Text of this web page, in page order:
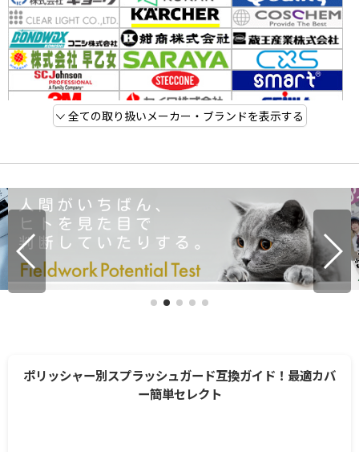
全ての取り扱いメーカー・ブランドを表示する
ポリッシャー別スプラッシュガード互換ガイド！最適カバ
ー簡単セレクト